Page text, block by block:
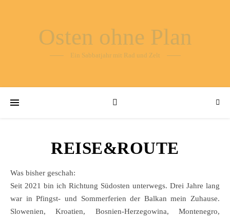
Osten ohne Plan
Ein Sabbatjahr mit Rad und Zelt
REISE&ROUTE
Was bisher geschah:
Seit 2021 bin ich Richtung Südosten unterwegs. Drei Jahre lang
war in Pfingst- und Sommerferien der Balkan mein Zuhause.
Slowenien, Kroatien, Bosnien-Herzegowina, Montenegro,